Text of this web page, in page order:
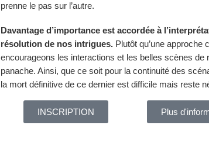
prenne le pas sur l’autre.
Davantage d’importance est accordée à
résolution de nos intrigues. Plutôt qu’une
encourageons les interactions et les belles scènes de
panache. Ainsi, que ce soit pour la continuité des
la mort définitive de ce dernier est difficile mais reste
INSCRIPTION Plus